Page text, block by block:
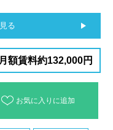
る
額賃料約132,000円
お気に入りに追加